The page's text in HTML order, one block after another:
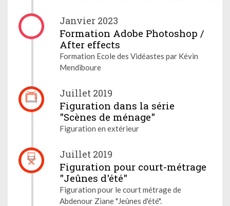
Janvier 2023
Formation Adobe Photoshop /
After effects
Formation Ecole des Vidéastes par Kévin
Mendiboure
Juillet 2019
Figuration dans la série
"Scènes de ménage"
Figuration en extérieur
Juillet 2019
Figuration pour court-métrage
"Jeûnes d'été"
Figuration pour le court métrage de
Abdenour Ziane "Jeûnes d'été".